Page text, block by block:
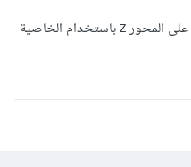
طبعا يمكنك التحكم في موضع الصورة على المحور z باستخدام الخاصية